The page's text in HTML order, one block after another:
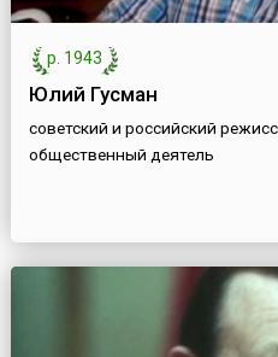
р. 1943
Юлий Гусман
советский и российский
общественный деятель